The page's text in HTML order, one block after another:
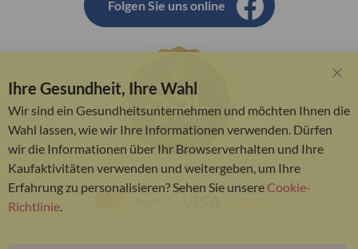
Folgen Sie uns online
Bar
Ihre Gesundheit, Ihre Wahl
Wir sind ein Gesundheitsunternehmen und möchten Ihnen die
Wahl lassen, wie wir Ihre Informationen verwenden. Dürfen
wir die Informationen über Ihr Browserverhalten und Ihre
Kaufaktivitäten verwenden und weitergeben, um Ihre
Erfahrung zu personalisieren? Sehen Sie unsereCookie-
Richtlinie.